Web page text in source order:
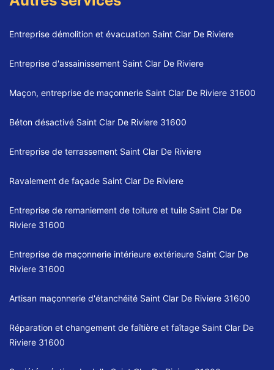
Entreprise démolition et évacuation Saint Clar De Riviere
Entreprise d'assainissement Saint Clar De Riviere
Maçon, entreprise de maçonnerie Saint Clar De Riviere 31600
Béton désactivé Saint Clar De Riviere 31600
Entreprise de terrassement Saint Clar De Riviere
Ravalement de façade Saint Clar De Riviere
Entreprise de remaniement de toiture et tuile Saint Clar De
Riviere 31600
Entreprise de maçonnerie intérieure extérieure Saint Clar De
Riviere 31600
Artisan maçonnerie d'étanchéité Saint Clar De Riviere 31600
Réparation et changement de faîtière et faîtage Saint Clar De
Riviere 31600